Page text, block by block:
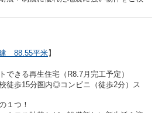
88.55平米】
できる再生住宅（R8.7月完工予定）
徒歩15分圏内◎コンビニ（徒歩2分）ス
１つ！